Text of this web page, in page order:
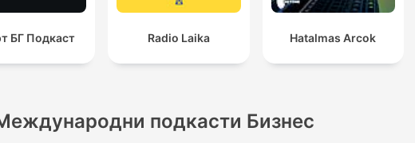
БГ Подкаст Radio Laika Hatalmas Arcok
подкасти Бизнес